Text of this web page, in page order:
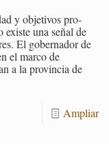
y ob­je­ti­vos pro­
una señal de
El go­ber­na­dor de
el marco de
a la pro­vin­cia de
Am­pliar